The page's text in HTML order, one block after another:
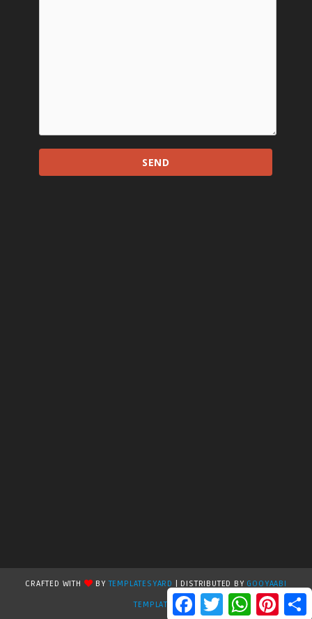
T
W
P
CRAFTED WITH BYTEMPLATESYARD | DISTRIBUTED BY GOOYAABI
TEMPLATES